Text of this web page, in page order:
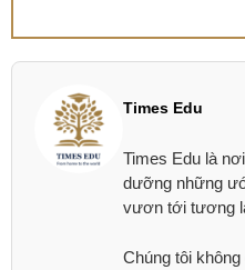
Times Edu
Times Edu là
dưỡng những
vươn tới tương
Chúng tôi